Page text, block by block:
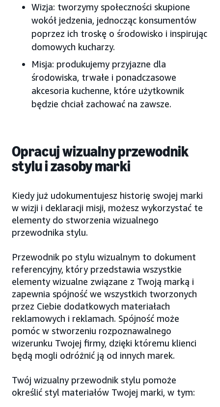
Wizja: tworzymy społeczności skupione
wokół jedzenia, jednocząc konsumentów
poprzez ich troskę o środowisko i inspirując
domowych kucharzy.
Misja: produkujemy przyjazne dla
środowiska, trwałe i ponadczasowe
akcesoria kuchenne, które użytkownik
będzie chciał zachować na zawsze.
Opracuj wizualny przewodnik
stylu i zasoby marki
Kiedy już udokumentujesz historię swojej marki
w wizji i deklaracji misji, możesz wykorzystać te
elementy do stworzenia wizualnego
przewodnika stylu.
Przewodnik po stylu wizualnym to dokument
referencyjny, który przedstawia wszystkie
elementy wizualne związane z Twoją marką i
zapewnia spójność we wszystkich tworzonych
przez Ciebie dodatkowych materiałach
reklamowych i reklamach. Spójność może
pomóc w stworzeniu rozpoznawalnego
wizerunku Twojej firmy, dzięki któremu klienci
będą mogli odróżnić ją od innych marek.
Twój wizualny przewodnik stylu pomoże
określić styl materiałów Twojej marki, w tym: